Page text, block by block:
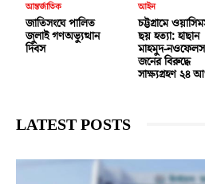
আন্তর্জাতিক
জাতিসংঘে পালিত
জুলাই গণঅভ্যুত্থান
দিবস
আইন
চট্টগ্রামে
ছয় হত্যা: হাছান
মাহমুদ-
জনের বিরুদ্ধে
সাক্ষ্যগ্রহণ ২৪
LATEST POSTS